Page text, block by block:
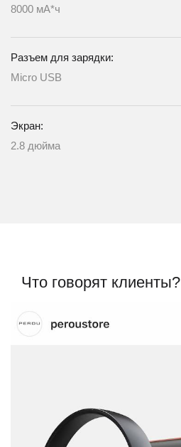
8000 мА*ч
Разъем для зарядки:
Micro USB
Экран:
2.8 дюйма
Что говорят клиенты?